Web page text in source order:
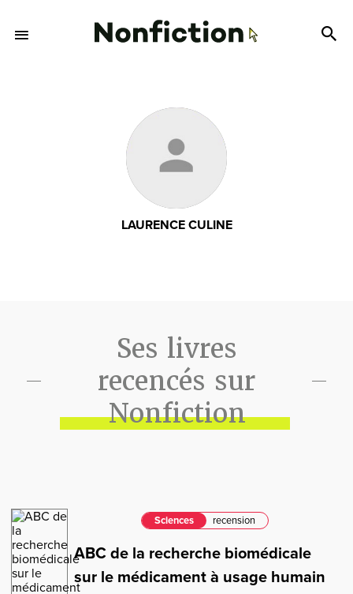
LAURENCE CULINE
Ses livres
recencés sur
Nonfiction
Sciences recension
ABC de la recherche biomédicale
sur le médicament à usage humain